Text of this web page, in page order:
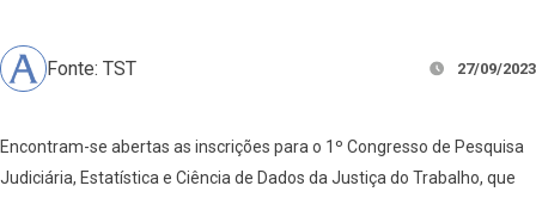
Fonte: TST 27/09/2023
Encontram-se abertas as inscrições para o 1º Congresso de Pesquisa
Judiciária, Estatística e Ciência de Dados da Justiça do Trabalho, que